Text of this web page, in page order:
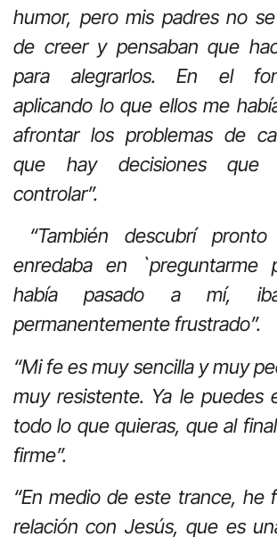
humor, pero mis padres no
de creer y pensaban que
para alegrarlos. En el
aplicando lo que ellos me
afrontar los problemas de
que hay decisiones que
controlar”.
“También descubrí
enredaba en `preguntarme
había pasado a mí,
permanentemente frustrado”.
“Mi fe es muy sencilla y muy
muy resistente. Ya le puedes
todo lo que quieras, que al
firme”.
“En medio de este trance, he
relación con Jesús, que es